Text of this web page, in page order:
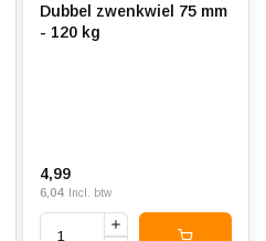
Dubbel zwenkwiel 75 mm
- 120 kg
4,99
6,04 Incl. btw